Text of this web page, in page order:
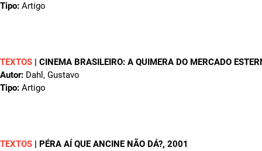
Tipo: Artigo
TEXTOS | CINEMA BRASILEIRO: A QUIMERA DO MERCADO
Autor: Dahl, Gustavo
Tipo: Artigo
TEXTOS | PÉRA AÍ QUE ANCINE NÃO DÁ?, 2001